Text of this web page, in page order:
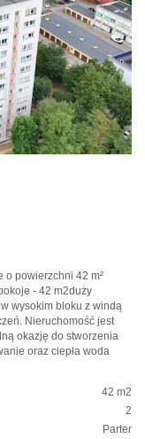
o powierzchni 42 m²
- 42 m2duży
wysokim bloku z windą
Nieruchomość jest
okazję do stworzenia
oraz ciepła woda
42 m2
2
Parter